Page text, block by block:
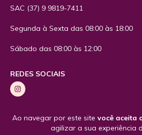
Ao navegar por este site você aceita
agilizar a sua experiência
SAC (37) 9 9819-7411
Segunda à Sexta das 08:00 às 18:00
Sábado das 08:00 às 12:00
REDES SOCIAIS